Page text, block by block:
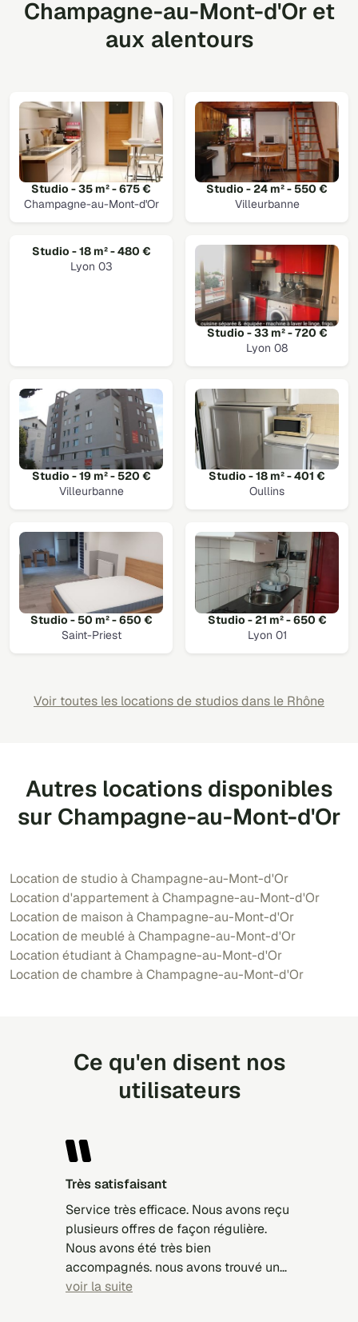
Champagne-au-Mont-d'Or et
aux alentours
Studio - 35 m² - 675 €
Champagne-au-Mont-d'Or
Studio - 24 m² - 550 €
Villeurbanne
Studio - 18 m² - 480 €
Lyon 03
Studio - 33 m² - 720 €
Lyon 08
Studio - 19 m² - 520 €
Villeurbanne
Studio - 18 m² - 401 €
Oullins
Studio - 50 m² - 650 €
Saint-Priest
Studio - 21 m² - 650 €
Lyon 01
Voir toutes les locations de studios dans le Rhône
Autres locations disponibles
sur Champagne-au-Mont-d'Or
Location de studio à Champagne-au-Mont-d'Or
Location d'appartement à Champagne-au-Mont-d'Or
Location de maison à Champagne-au-Mont-d'Or
Location de meublé à Champagne-au-Mont-d'Or
Location étudiant à Champagne-au-Mont-d'Or
Location de chambre à Champagne-au-Mont-d'Or
Ce qu'en disent nos
utilisateurs
Très satisfaisant
Service très efficace. Nous avons reçu
plusieurs offres de façon régulière.
Nous avons été très bien
accompagnés. nous avons trouvé un
appartement pour notre fille. Merci.
voir la suite